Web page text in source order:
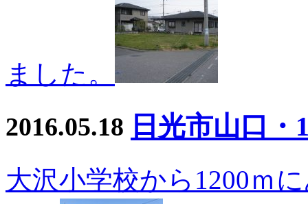
ました。
2016.05.18 日光市山口・
大沢小学校から1200ｍ